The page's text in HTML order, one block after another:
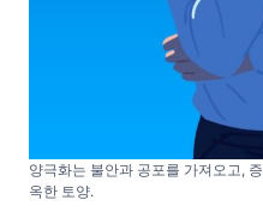
양극화는 불안과 공포를 가져오고,
옥한 토양.